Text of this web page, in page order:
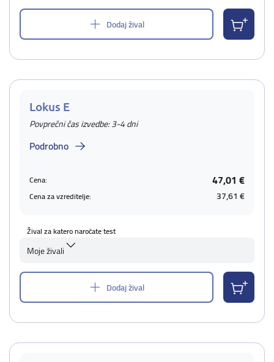
Dodaj žival
Lokus E
Povprečni čas izvedbe: 3-4 dni
Podrobno
Cena: 47,01 €
Cena za vzreditelje: 37,61 €
Žival za katero naročate test
Moje živali
Dodaj žival